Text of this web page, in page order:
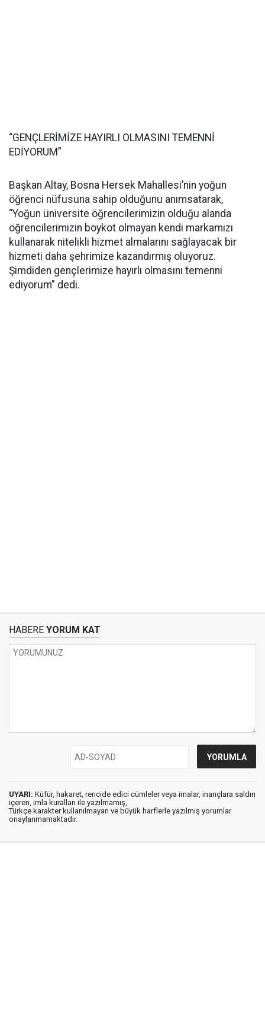
“GENÇLERİMİZE HAYIRLI OLMASINI TEMENNİ
EDİYORUM”
Başkan Altay, Bosna Hersek Mahallesi’nin yoğun
öğrenci nüfusuna sahip olduğunu anımsatarak,
“Yoğun üniversite öğrencilerimizin olduğu alanda
öğrencilerimizin boykot olmayan kendi markamızı
kullanarak nitelikli hizmet almalarını sağlayacak bir
hizmeti daha şehrimize kazandırmış oluyoruz.
Şimdiden gençlerimize hayırlı olmasını temenni
ediyorum” dedi.
HABERE YORUM KAT
UYARI: Küfür, hakaret, rencide edici cümleler veya imalar, inançlara saldırı
içeren, imla kuralları ile yazılmamış,
Türkçe karakter kullanılmayan ve büyük harflerle yazılmış yorumlar
onaylanmamaktadır.